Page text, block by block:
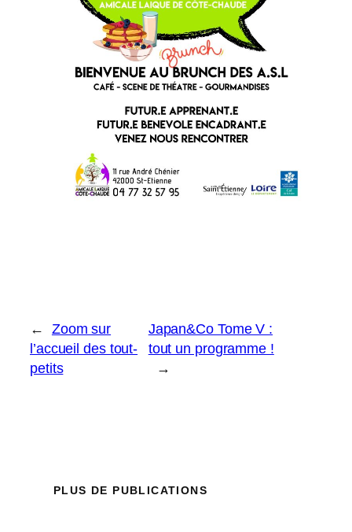
←
Zoom sur
l’accueil des tout-
petits
Japan&Co Tome V :
tout un programme !
→
PLUS DE PUBLICATIONS